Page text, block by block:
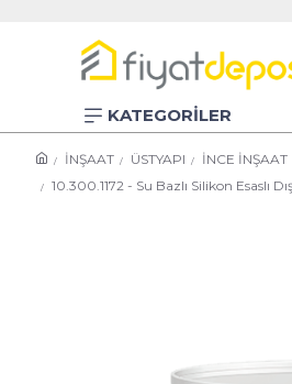
KATEGORİLER
İNŞAAT ÜSTYAPI İNCE İNŞAAT
10.300.1172 - Su Bazlı Silikon Esaslı